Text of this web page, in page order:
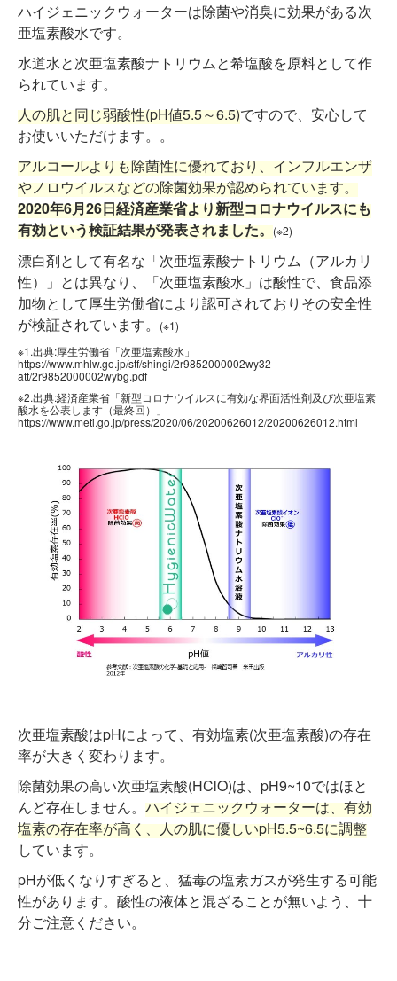
ハイジェニックウォーターは除菌や消臭に効果がある次
亜塩素酸水です。
水道水と次亜塩素酸ナトリウムと希塩酸を原料として作
られています。
人の肌と同じ弱酸性(pH値5.5～6.5)ですので、安心して
お使いいただけます。。
アルコールよりも除菌性に優れており、インフルエンザ
やノロウイルスなどの除菌効果が認められています。
2020年6月26日経済産業省より新型コロナウイルスにも
有効という検証結果が発表されました。(※2)
漂白剤として有名な「次亜塩素酸ナトリウム（アルカリ
性）」とは異なり、「次亜塩素酸水」は酸性で、食品添
加物として厚生労働省により認可されておりその安全性
が検証されています。
(※1)
※1.出典:厚生労働省「次亜塩素酸水」
https://www.mhlw.go.jp/stf/shingi/2r9852000002wy32-
att/2r9852000002wybg.pdf
※2.出典:経済産業省「新型コロナウイルスに有効な界面活性剤及び次亜塩素
酸水を公表します（最終回）」
https://www.meti.go.jp/press/2020/06/20200626012/20200626012.html
次亜塩素酸はpHによって、有効塩素(次亜塩素酸)の存在
率が大きく変わります。
除菌効果の高い次亜塩素酸(HClO)は、pH9~10ではほと
んど存在しません。 ハイジェニックウォーターは、有効
塩素の存在率が高く、人の肌に優しいpH5.5~6.5に調整
しています。
pHが低くなりすぎると、猛毒の塩素ガスが発生する可能
性があります。酸性の液体と混ざることが無いよう、十
分ご注意ください。